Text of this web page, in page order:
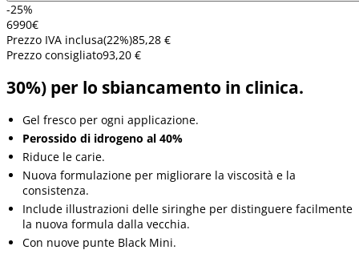
-25%
6990€
Prezzo IVA inclusa(22%)85,28 €
Prezzo consigliato93,20 €
30%) per lo sbiancamento in clinica.
Gel fresco per ogni applicazione.
Perossido di idrogeno al 40%
Riduce le carie.
Nuova formulazione per migliorare la viscosità e la
consistenza.
Include illustrazioni delle siringhe per distinguere facilmente
la nuova formula dalla vecchia.
Con nuove punte Black Mini.